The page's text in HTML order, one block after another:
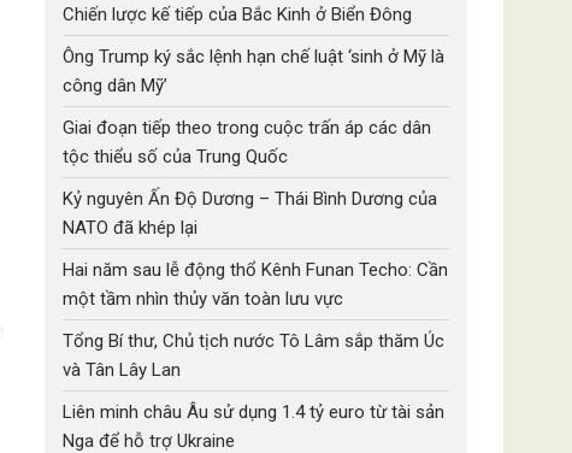
Chiến lược kế tiếp của Bắc Kinh ở Biển Đông
Ông Trump ký sắc lệnh hạn chế luật ‘sinh ở Mỹ là
công dân Mỹ’
Giai đoạn tiếp theo trong cuộc trấn áp các dân
tộc thiểu số của Trung Quốc
Kỷ nguyên Ấn Độ Dương – Thái Bình Dương của
NATO đã khép lại
Hai năm sau lễ động thổ Kênh Funan Techo: Cần
một tầm nhìn thủy văn toàn lưu vực
Tổng Bí thư, Chủ tịch nước Tô Lâm sắp thăm Úc
và Tân Lây Lan
Liên minh châu Âu sử dụng 1.4 tỷ euro từ tài sản
Nga để hỗ trợ Ukraine